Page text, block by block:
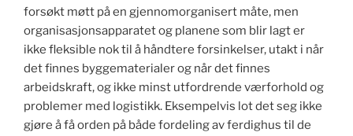
forsøkt møtt på en gjennomorganisert måte, men
organisasjonsapparatet og planene som blir lagt er
ikke fleksible nok til å håndtere forsinkelser, utakt i når
det finnes byggematerialer og når det finnes
arbeidskraft, og ikke minst utfordrende værforhold og
problemer med logistikk. Eksempelvis lot det seg ikke
gjøre å få orden på både fordeling av ferdighus til de